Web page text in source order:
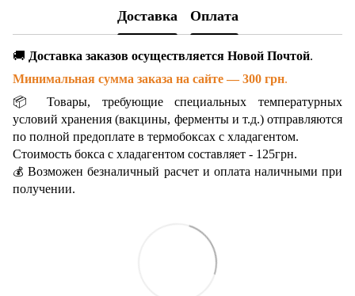
Доставка Оплата
🚚 Доставка заказов осуществляется Новой Почтой.
Минимальная сумма заказа на сайте — 300 грн.
📦 Товары, требующие специальных температурных
условий хранения (вакцины, ферменты и т.д.) отправляются
по полной предоплате в термобоксах с хладагентом.
Стоимость бокса с хладагентом составляет - 125грн.
💰Возможен безналичный расчет и оплата наличными при
получении.